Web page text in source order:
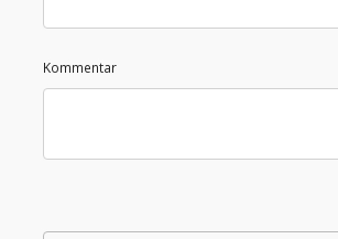
Kommentar